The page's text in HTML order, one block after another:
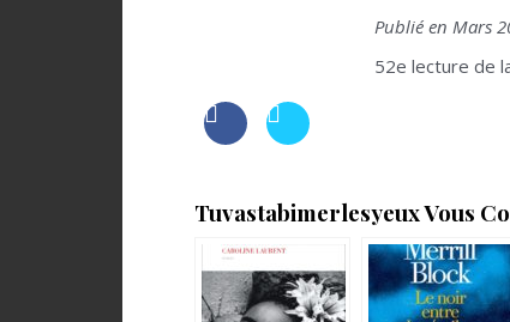
Publié en Mars
52e lecture de
Tuvastabimerlesyeux Vous